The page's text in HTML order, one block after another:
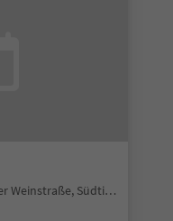
Penon, Kurtatsch an der Weinstraße, Südtiroler Weinstraße